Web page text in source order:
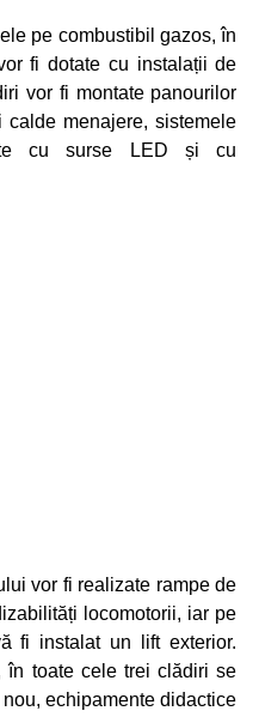
pe combustibil gazos, în
fi dotate cu instalații de
vor fi montate panourilor
menajere, sistemele
cu surse LED și cu
vor fi realizate rampe de
locomotorii, iar pe
fi instalat un lift exterior.
în toate cele trei clădiri se
echipamente didactice